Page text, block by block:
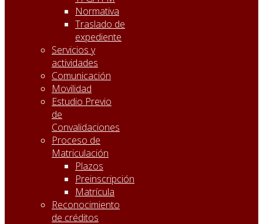
Normativa
Traslado de
expediente
Servicios y
actividades
Comunicación
Movilidad
Estudio Previo
de
Convalidaciones
Proceso de
Matriculación
Plazos
Preinscripción
Matrícula
Reconocimiento
de créditos